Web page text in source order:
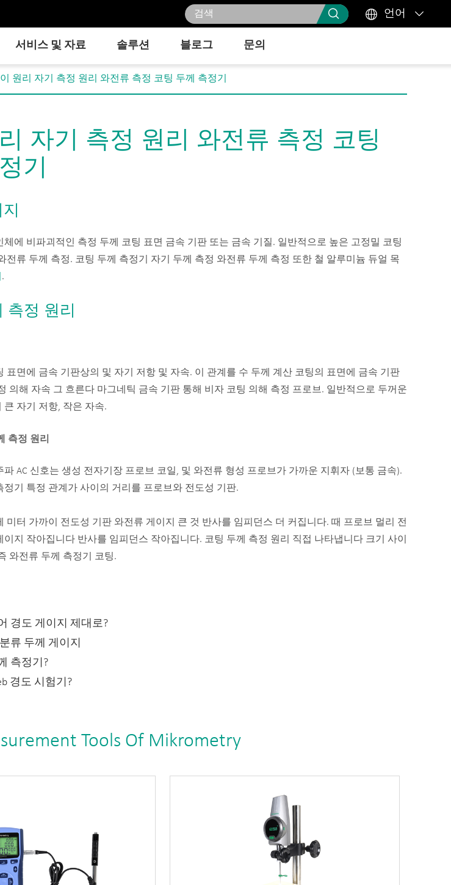
  언어 
서비스 및 자료 솔루션 블로그 문의
원리 자기 측정 원리 와전류 측정 코팅 두께 측정기
자기 측정 원리 와전류 측정 코팅
기
체에 비파괴적인 측정 두께 코팅 표면 금속 기판 또는 금속 기질. 일반적으로 높은 고정밀 코팅
전류 두께 측정. 코팅 두께 측정기 자기 두께 측정 와전류 두께 측정 또한 철 알루미늄 듀얼 목
.
측정 원리
표면에 금속 기판상의 및 자기 저항 및 자속. 이 관계를 수 두께 계산 코팅의 표면에 금속 기판
의해 자속 그 흐른다 마그네틱 금속 기판 통해 비자 코팅 의해 측정 프로브. 일반적으로 두꺼운
큰 자기 저항, 작은 자속.
측정 원리
파 AC 신호는 생성 전자기장 프로브 코일, 및 와전류 형성 프로브가 가까운 지휘자 (보통 금속).
정기 특정 관계가 사이의 거리를 프로브와 전도성 기판.
미터 가까이 전도성 기판 와전류 게이지 큰 것 반사를 임피던스 더 커집니다. 때 프로브 멀리 전
이지 작아집니다 반사를 임피던스 작아집니다. 코팅 두께 측정 원리 직접 나타냅니다 크기 사이
와전류 두께 측정기 코팅.
경도 게이지 제대로?
류 두께 게이지
측정기?
경도 시험기?
Tools Of Mikrometry